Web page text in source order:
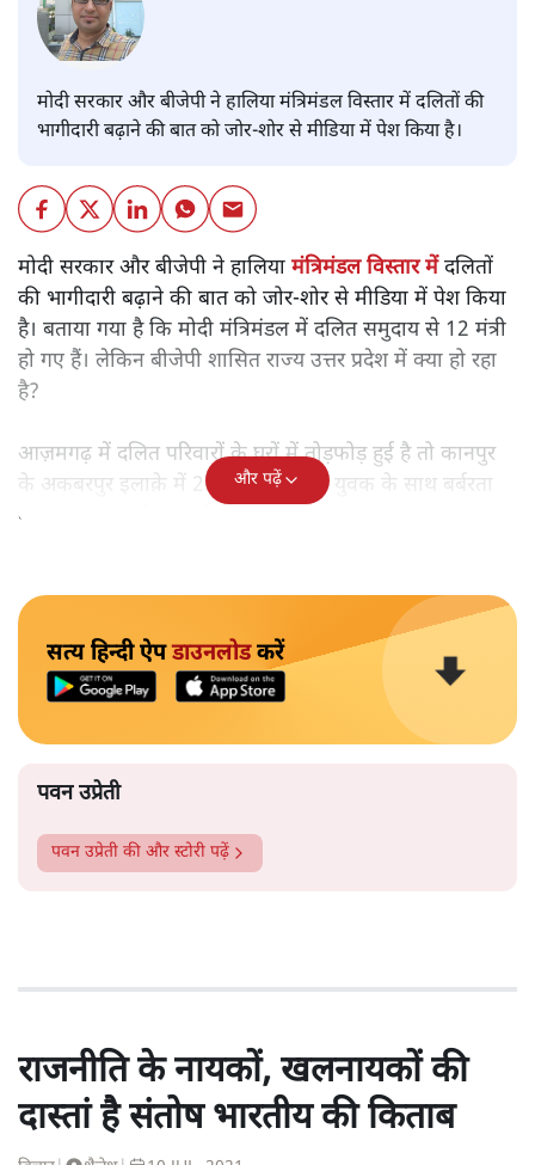
मोदी सरकार और बीजेपी ने हालिया मंत्रिमंडल विस्तार में दलितों की
भागीदारी बढ़ाने की बात को जोर-शोर से मीडिया में पेश किया है।
मोदी सरकार और बीजेपी ने हालिया मंत्रिमंडल विस्तार मेंदलितों
की भागीदारी बढ़ाने की बात को जोर-शोर से मीडिया में पेश किया
है। बताया गया है कि मोदी मंत्रिमंडल में दलित समुदाय से 12 मंत्री
हो गए हैं। लेकिन बीजेपी शासित राज्य उत्तर प्रदेश में क्या हो रहा
है?
आज़मगढ़ में दलित परिवारों के घरों में तोड़फोड़ हुई है तो कानपुर
के अकबरपुर इलाक़े में 20 साल के दलित युवक के साथ बर्बरता
का वाकया सामने आया है।
और पढ़ें
सत्य हिन्दी ऐपडाउनलोडकरें
पवन उप्रेती
पवन उप्रेती की और स्टोरी पढ़ें
राजनीति के नायकों, खलनायकों की
दास्तां है संतोष भारतीय की किताब